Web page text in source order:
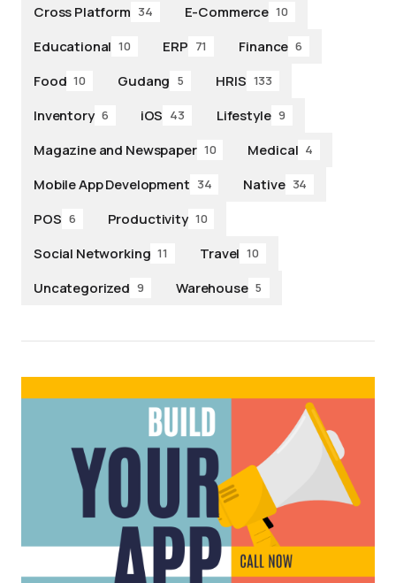
Cross Platform 34 E-Commerce 10
Educational 10 ERP 71 Finance 6
Food 10 Gudang 5 HRIS 133
Inventory 6 iOS 43 Lifestyle 9
Magazine and Newspaper 10 Medical 4
Mobile App Development 34 Native 34
POS 6 Productivity 10
Social Networking 11 Travel 10
Uncategorized 9 Warehouse 5